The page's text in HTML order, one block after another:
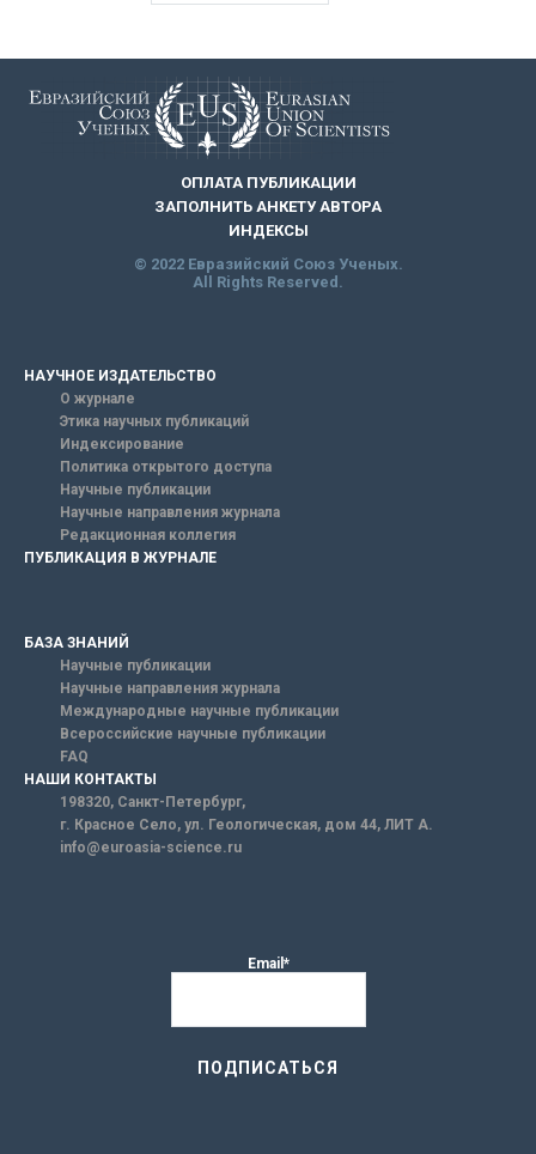
ОПЛАТА ПУБЛИКАЦИИ
ЗАПОЛНИТЬ АНКЕТУ АВТОРА
ИНДЕКСЫ
© 2022 Евразийский Союз Ученых.
All Rights Reserved.
НАУЧНОЕ ИЗДАТЕЛЬСТВО
О журнале
Этика научных публикаций
Индексирование
Политика открытого доступа
Научные публикации
Научные направления журнала
Редакционная коллегия
ПУБЛИКАЦИЯ В ЖУРНАЛЕ
БАЗА ЗНАНИЙ
Научные публикации
Научные направления журнала
Международные научные публикации
Всероссийские научные публикации
FAQ
НАШИ КОНТАКТЫ
198320, Санкт-Петербург,
г. Красное Село, ул. Геологическая, дом 44, ЛИТ А.
info@euroasia-science.ru
Email*